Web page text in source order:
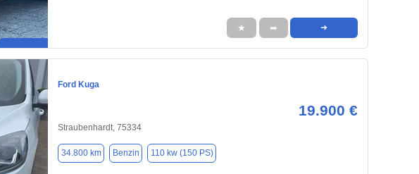
★ ➦ ➜
Ford Kuga
19.900 €
Straubenhardt, 75334
34.800 km Benzin 110 kw (150 PS)